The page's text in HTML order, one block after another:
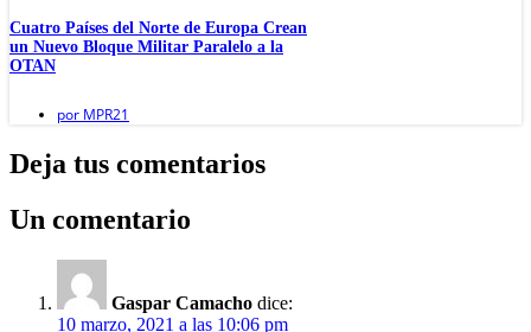
Cuatro Países del Norte de Europa Crean
un Nuevo Bloque Militar Paralelo a la
OTAN
por MPR21
Deja tus comentarios
Un comentario
Gaspar Camacho dice:
10 marzo, 2021 a las 10:06 pm